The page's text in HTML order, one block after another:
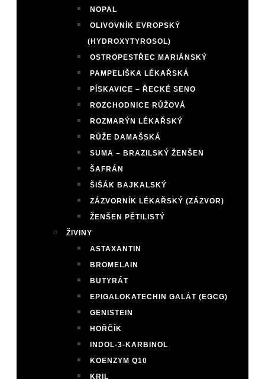
NOPAL
OLIVOVNÍK EVROPSKÝ
(HYDROXYTYROSOL)
OSTROPESTŘEC MARIÁNSKÝ
PAMPELIŠKA LÉKAŘSKÁ
PÍSKAVICE – ŘECKÉ SENO
ROZCHODNICE RŮŽOVÁ
ROZMARÝN LÉKAŘSKÝ
RŮŽE DAMAŠSKÁ
SUMA – BRAZILSKÝ ŽENŠEN
ŠAFRÁN
ŠIŠÁK BAJKALSKÝ
ZÁZVORNÍK LÉKAŘSKÝ (ZÁZVOR)
ŽENŠEN PĚTILISTÝ
ŽIVINY
ASTAXANTIN
BROMELAIN
BUTYRÁT
EPIGALOKATECHIN GALÁT (EGCG)
GENISTEIN
HOŘČÍK
INDOL-3-KARBINOL
KOENZYM Q10
KRIL